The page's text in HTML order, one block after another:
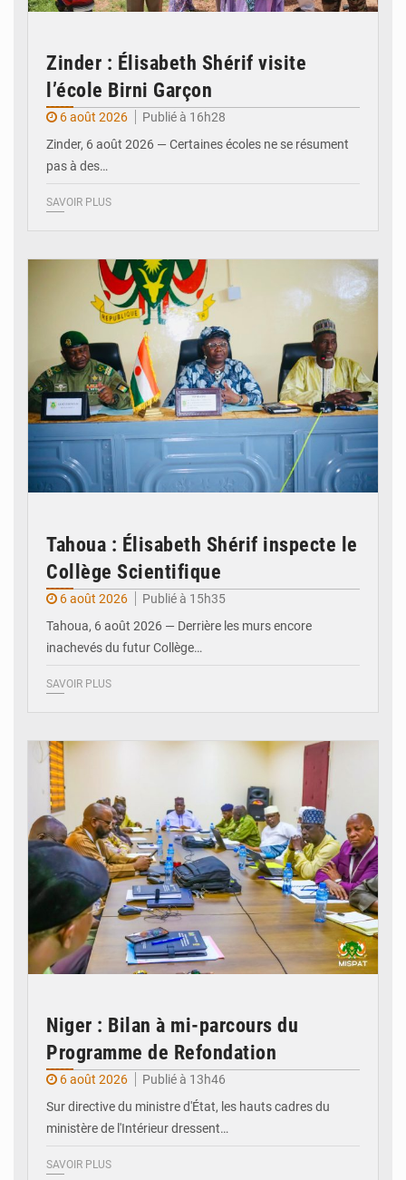
Zinder : Élisabeth Shérif visite
l’école Birni Garçon
6 août 2026
Publié à 16h28
Zinder, 6 août 2026 — Certaines écoles ne se résument
pas à des…
SAVOIR PLUS
Tahoua : Élisabeth Shérif inspecte le
Collège Scientifique
6 août 2026
Publié à 15h35
Tahoua, 6 août 2026 — Derrière les murs encore
inachevés du futur Collège…
SAVOIR PLUS
Niger : Bilan à mi-parcours du
Programme de Refondation
6 août 2026
Publié à 13h46
Sur directive du ministre d'État, les hauts cadres du
ministère de l'Intérieur dressent…
SAVOIR PLUS